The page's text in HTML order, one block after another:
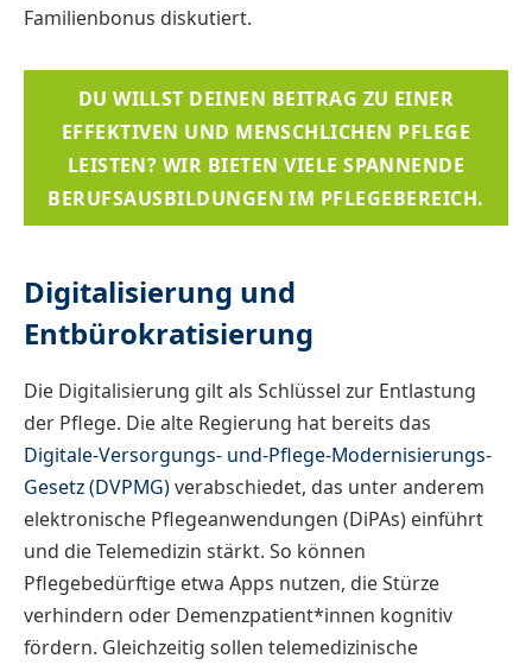
Familienbonus diskutiert.
DU WILLST DEINEN BEITRAG ZU EINER
EFFEKTIVEN UND MENSCHLICHEN PFLEGE
LEISTEN? WIR BIETEN VIELE SPANNENDE
BERUFSAUSBILDUNGEN IM PFLEGEBEREICH.
Digitalisierung und
Entbürokratisierung
Die Digitalisierung gilt als Schlüssel zur Entlastung
der Pflege. Die alte Regierung hat bereits das
Digitale-Versorgungs- und-Pflege-Modernisierungs-
Gesetz (DVPMG)verabschiedet, das unter anderem
elektronische Pflegeanwendungen (DiPAs) einführt
und die Telemedizin stärkt. So können
Pflegebedürftige etwa Apps nutzen, die Stürze
verhindern oder Demenzpatient*innen kognitiv
fördern. Gleichzeitig sollen telemedizinische